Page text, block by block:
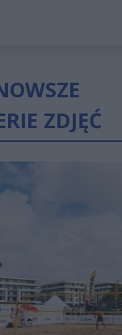
ZDJĘĆ